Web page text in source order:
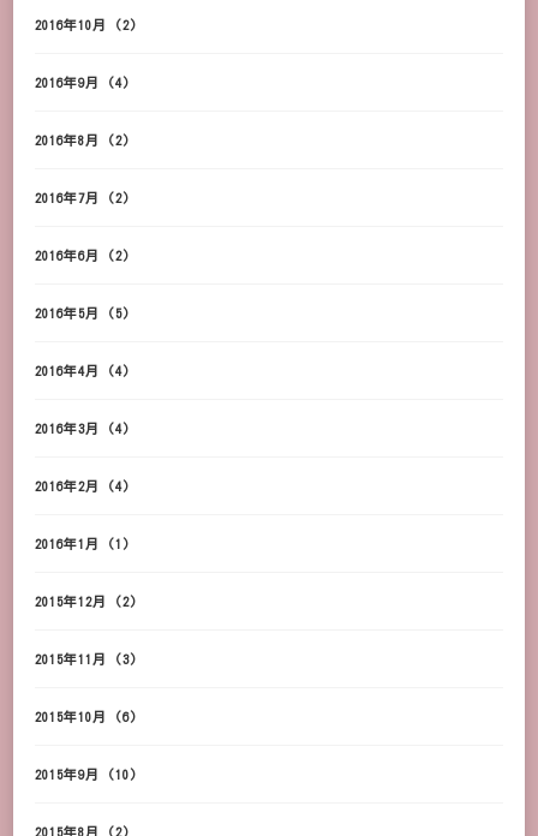
2016年10月 (2)
2016年9月 (4)
2016年8月 (2)
2016年7月 (2)
2016年6月 (2)
2016年5月 (5)
2016年4月 (4)
2016年3月 (4)
2016年2月 (4)
2016年1月 (1)
2015年12月 (2)
2015年11月 (3)
2015年10月 (6)
2015年9月 (10)
2015年8月 (2)